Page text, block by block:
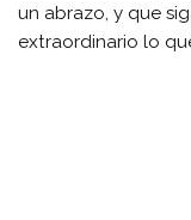
un abrazo, y que
extraordinario lo